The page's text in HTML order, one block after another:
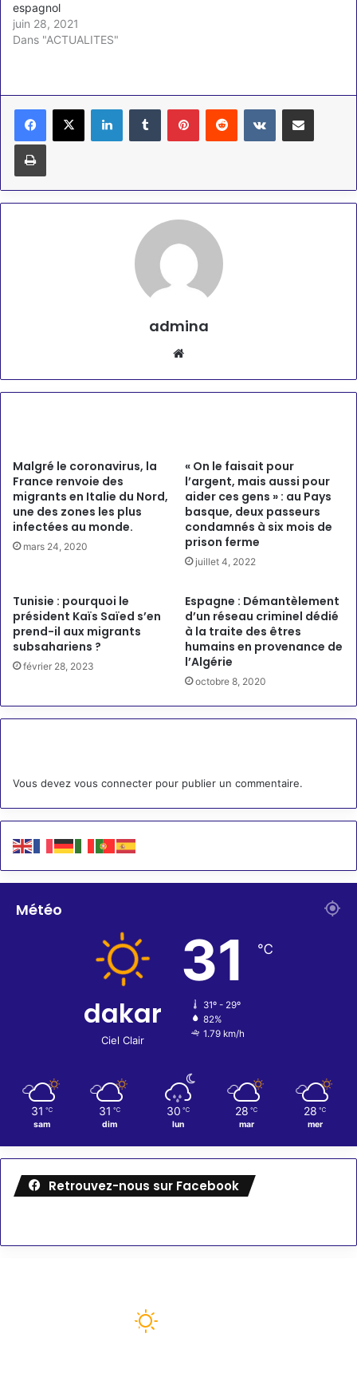
espagnol
juin 28, 2021
Dans "ACTUALITES"
LinkedinTumblr PinterestReddit VKontaktePartager par email
Imprimer
admina
Malgré le coronavirus, la
France renvoie des
migrants en Italie du Nord,
une des zones les plus
infectées au monde.
mars 24, 2020
« On le faisait pour
l’argent, mais aussi pour
aider ces gens » : au Pays
basque, deux passeurs
condamnés à six mois de
prison ferme
juillet 4, 2022
Tunisie : pourquoi le
président Kaïs Saïed s’en
prend-il aux migrants
subsahariens ?
février 28, 2023
Espagne : Démantèlement
d’un réseau criminel dédié
à la traite des êtres
humains en provenance de
l’Algérie
octobre 8, 2020
Vous devez vous connecter pour publier un commentaire.
Météo
dakar
Ciel Clair
31 ℃
31º - 29º
82%
1.79 km/h
31 ℃
sam
31 ℃
dim
30 ℃
lun
28 ℃
mar
28 ℃
mer
Retrouvez-nous sur Facebook